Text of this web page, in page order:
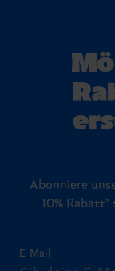
Abonniere
10%
E-Mail